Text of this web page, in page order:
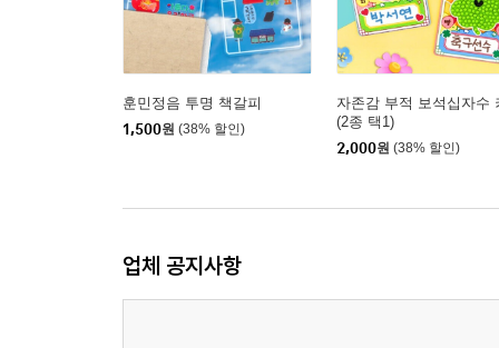
훈민정음 투명 책갈피
1,500원 (38% 할인)
자존감 부적 보석십자수
(2종 택1)
2,000원 (38% 할인)
업체 공지사항